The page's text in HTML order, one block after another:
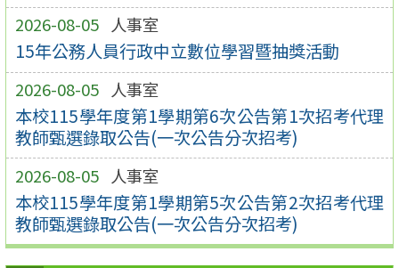
2026-08-05 人事室
15年公務人員行政中立數位學習暨抽獎活動
2026-08-05 人事室
本校115學年度第1學期第6次公告第1次招考代理
教師甄選錄取公告(一次公告分次招考)
2026-08-05 人事室
本校115學年度第1學期第5次公告第2次招考代理
教師甄選錄取公告(一次公告分次招考)